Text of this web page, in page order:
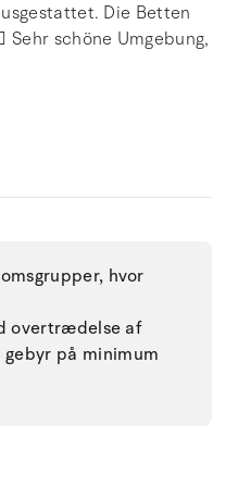
Die Betten
Sehr schöne Umgebung,
hvor
overtrædelse af
på minimum